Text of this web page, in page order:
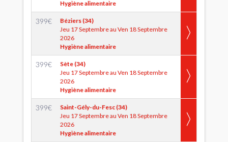
Hygiène alimentaire
399€
Béziers (34)
Jeu 17 Septembre au Ven 18 Septembre
2026
Hygiène alimentaire
399€
Sète (34)
Jeu 17 Septembre au Ven 18 Septembre
2026
Hygiène alimentaire
399€
Saint-Gély-du-Fesc (34)
Jeu 17 Septembre au Ven 18 Septembre
2026
Hygiène alimentaire